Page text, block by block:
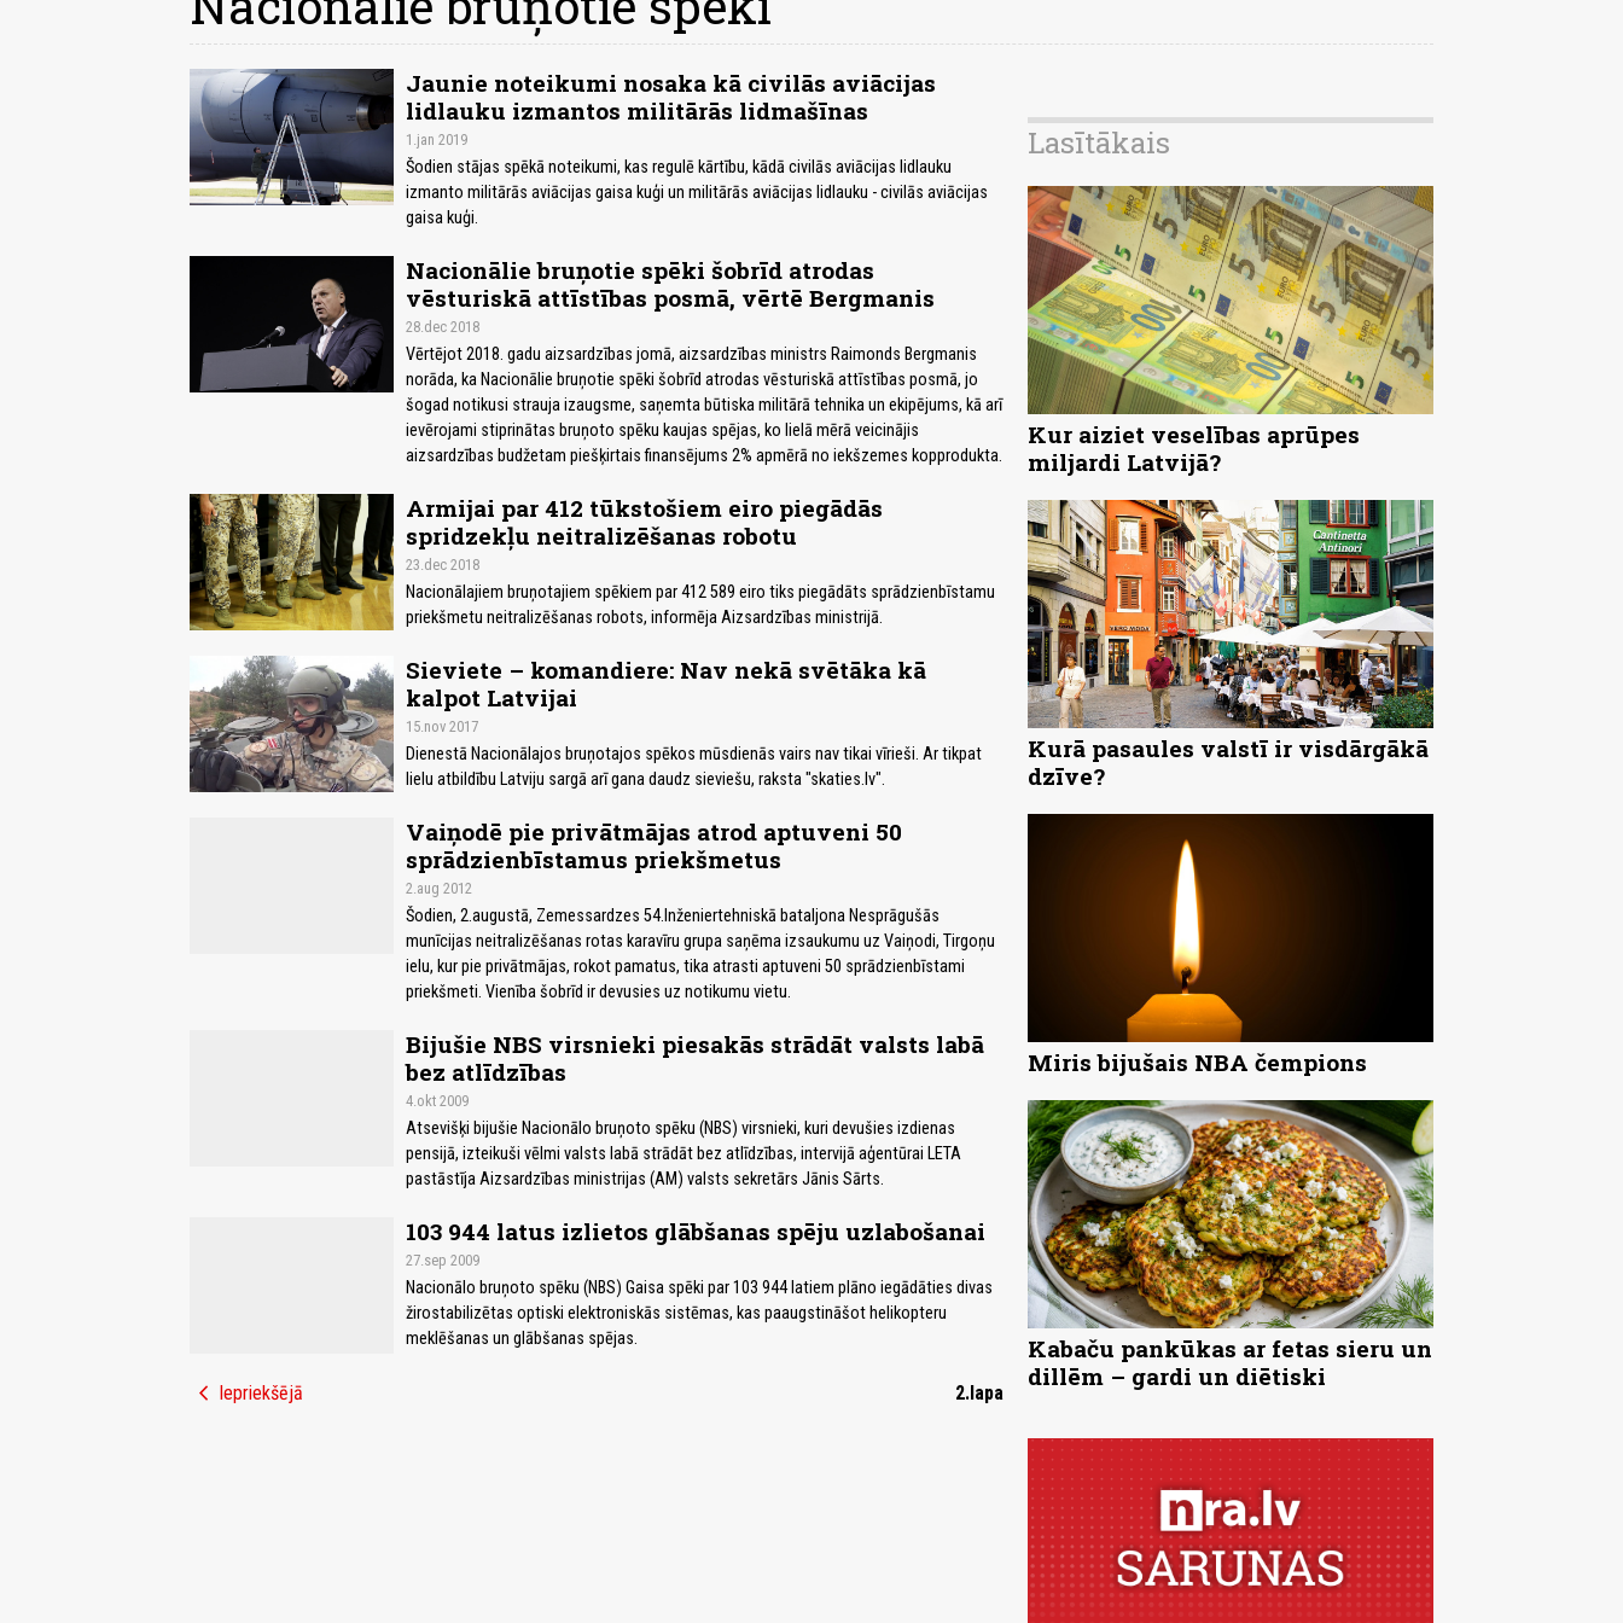
Jaunie noteikumi nosaka kā civilās aviācijas
lidlauku izmantos militārās lidmašīnas
1.jan 2019
Šodien stājas spēkā noteikumi, kas regulē kārtību, kādā civilās aviācijas lidlauku
izmanto militārās aviācijas gaisa kuģi un militārās aviācijas lidlauku - civilās aviācijas
gaisa kuģi.
Nacionālie bruņotie spēki šobrīd atrodas
vēsturiskā attīstības posmā, vērtē Bergmanis
28.dec 2018
Vērtējot 2018. gadu aizsardzības jomā, aizsardzības ministrs Raimonds Bergmanis
norāda, ka Nacionālie bruņotie spēki šobrīd atrodas vēsturiskā attīstības posmā, jo
šogad notikusi strauja izaugsme, saņemta būtiska militārā tehnika un ekipējums, kā arī
ievērojami stiprinātas bruņoto spēku kaujas spējas, ko lielā mērā veicinājis
aizsardzības budžetam piešķirtais finansējums 2% apmērā no iekšzemes kopprodukta.
Armijai par 412 tūkstošiem eiro piegādās
spridzekļu neitralizēšanas robotu
23.dec 2018
Nacionālajiem bruņotajiem spēkiem par 412 589 eiro tiks piegādāts sprādzienbīstamu
priekšmetu neitralizēšanas robots, informēja Aizsardzības ministrijā.
Sieviete – komandiere: Nav nekā svētāka kā
kalpot Latvijai
15.nov 2017
Dienestā Nacionālajos bruņotajos spēkos mūsdienās vairs nav tikai vīrieši. Ar tikpat
lielu atbildību Latviju sargā arī gana daudz sieviešu, raksta "skaties.lv".
Vaiņodē pie privātmājas atrod aptuveni 50
sprādzienbīstamus priekšmetus
2.aug 2012
Šodien, 2.augustā, Zemessardzes 54.Inženiertehniskā bataljona Nesprāgušās
munīcijas neitralizēšanas rotas karavīru grupa saņēma izsaukumu uz Vaiņodi, Tirgoņu
ielu, kur pie privātmājas, rokot pamatus, tika atrasti aptuveni 50 sprādzienbīstami
priekšmeti. Vienība šobrīd ir devusies uz notikumu vietu.
Bijušie NBS virsnieki piesakās strādāt valsts labā
bez atlīdzības
4.okt 2009
Atsevišķi bijušie Nacionālo bruņoto spēku (NBS) virsnieki, kuri devušies izdienas
pensijā, izteikuši vēlmi valsts labā strādāt bez atlīdzības, intervijā aģentūrai LETA
pastāstīja Aizsardzības ministrijas (AM) valsts sekretārs Jānis Sārts.
103 944 latus izlietos glābšanas spēju uzlabošanai
27.sep 2009
Nacionālo bruņoto spēku (NBS) Gaisa spēki par 103 944 latiem plāno iegādāties divas
žirostabilizētas optiski elektroniskās sistēmas, kas paaugstināšot helikopteru
meklēšanas un glābšanas spējas.
chevron_left Iepriekšējā 2.lapa
Lasītākais
Kur aiziet veselības aprūpes
miljardi Latvijā?
Kurā pasaules valstī ir visdārgākā
dzīve?
Miris bijušais NBA čempions
Kabaču pankūkas ar fetas sieru un
dillēm – gardi un diētiski